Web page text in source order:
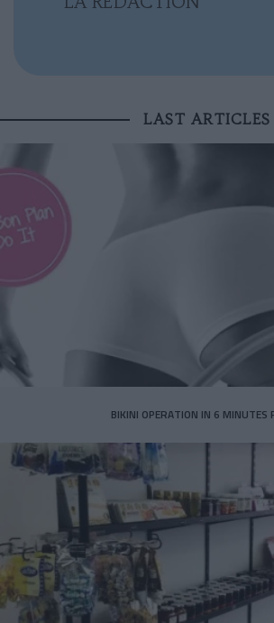
LAST ARTICLES
BIKINI OPERATION IN 6 MINUTES